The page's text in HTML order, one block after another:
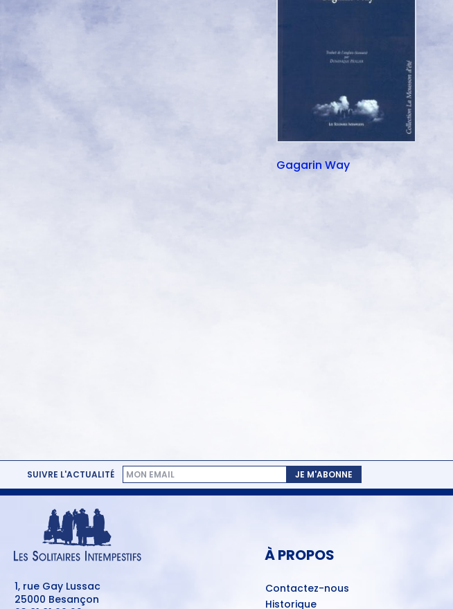
Gagarin Way
SUIVRE L'ACTUALITÉ JE M'ABONNE
1, rue Gay Lussac
25000 Besançon
À PROPOS
Contactez-nous
Historique